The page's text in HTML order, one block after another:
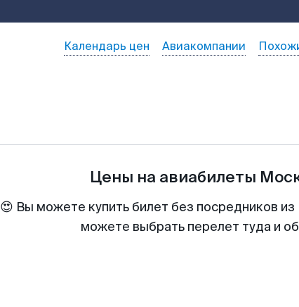
Календарь цен Авиакомпании
Цены на авиабилеты
😍 Вы можете купить билет без посредников
можете выбрать перелет туда и